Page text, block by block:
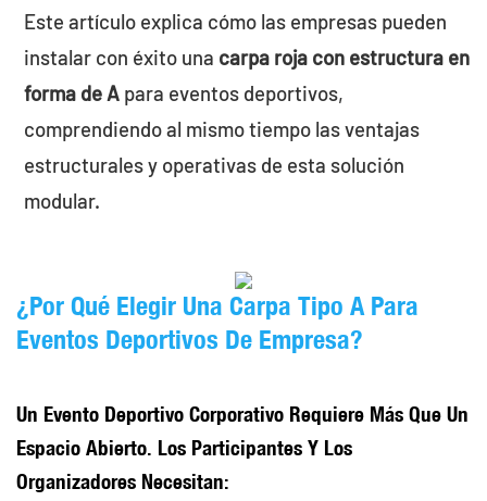
Este artículo explica cómo las empresas pueden
instalar con éxito una carpa roja con estructura en
forma de Apara eventos deportivos,
comprendiendo al mismo tiempo las ventajas
estructurales y operativas de esta solución
modular.
¿Por Qué Elegir Una Carpa Tipo A Para
Eventos Deportivos De Empresa?
Un Evento Deportivo Corporativo Requiere Más Que Un
Espacio Abierto. Los Participantes Y Los
Organizadores Necesitan: